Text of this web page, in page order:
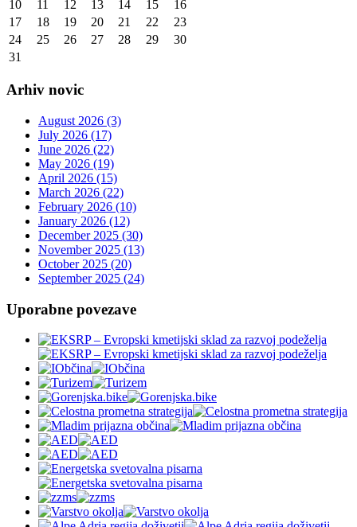
10
11 12 13 14 15
16
17
18 19 20 21 22
23
24
25 26 27 28 29
30
31
Arhiv novic
August 2026 (3)
July 2026 (17)
June 2026 (22)
May 2026 (19)
April 2026 (15)
March 2026 (22)
February 2026 (10)
January 2026 (12)
December 2025 (30)
November 2025 (13)
October 2025 (20)
September 2025 (24)
Uporabne povezave